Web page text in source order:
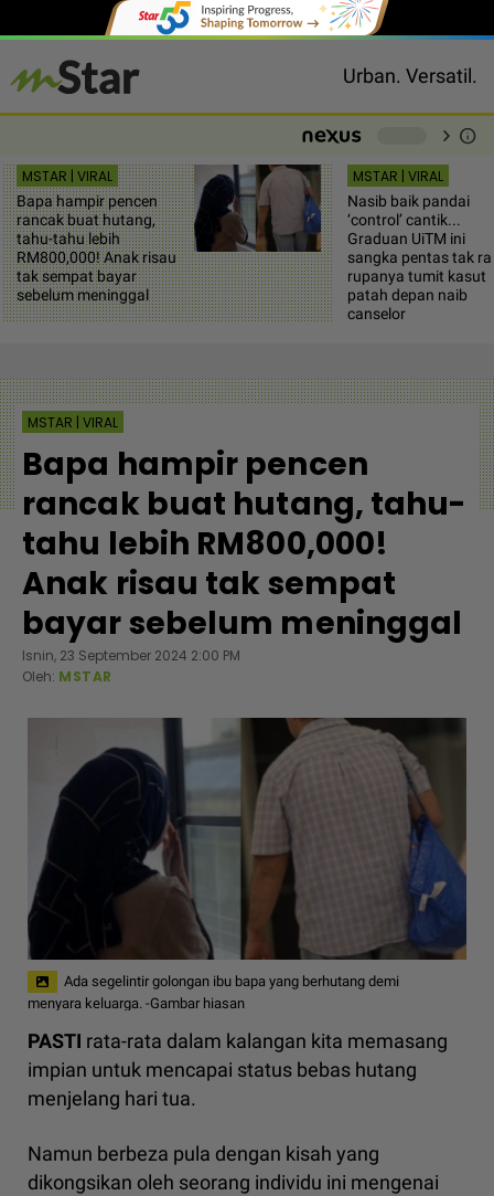
Urban. Versatil.
chevron_right info
MSTAR | VIRAL
Bapa hampir pencen
rancak buat hutang,
tahu-tahu lebih
RM800,000! Anak risau
tak sempat bayar
sebelum meninggal
MSTAR | VIRAL
Nasib baik pandai
‘control’ cantik...
Graduan UiTM ini
sangka pentas tak
rupanya tumit kasut
patah depan naib
canselor
MSTAR | VIRAL
Bapa hampir pencen
rancak buat hutang, tahu-
tahu lebih RM800,000!
Anak risau tak sempat
bayar sebelum meninggal
Isnin, 23 September 2024 2:00 PM
Oleh: MSTAR
Ada segelintir golongan ibu bapa yang berhutang demi
menyara keluarga. -Gambar hiasan
PASTI rata-rata dalam kalangan kita memasang
impian untuk mencapai status bebas hutang
menjelang hari tua.
Namun berbeza pula dengan kisah yang
dikongsikan oleh seorang individu ini mengenai